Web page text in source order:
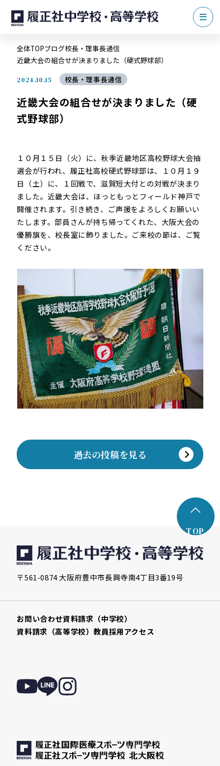
全体TOPブログ校長・理事長通信
近畿大会の組合せが決まりました（硬式野球部）
2024.10.15 校長・理事長通信
近畿大会の組合せが決まりました（硬
式野球部）
１０月１５日（火）に、秋季近畿地区高校野球大会抽
選会が行われ、履正社高校硬式野球部は、１０月１９
日（土）に、１回戦で、滋賀短大付との対戦が決まり
ました。近畿大会は、ほっともっとフィールド神戸で
開催されます。引き続き、ご声援をよろしくお願いい
たします。部員さんが持ち帰ってくれた、大阪大会の
優勝旗を、校長室に飾りました。ご来校の節は、ご覧
ください。
過去の投稿を見る
TOP
〒561-0874 大阪府豊中市長興寺南4丁目3番19号
お問い合わせ資料請求（中学校）
資料請求（高等学校）教員採用アクセス